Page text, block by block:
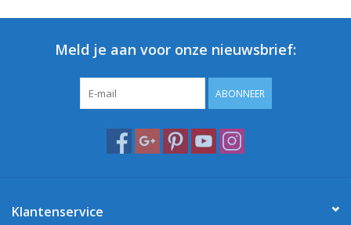
Meld je aan voor onze nieuwsbrief:
ABONNEER
Klantenservice